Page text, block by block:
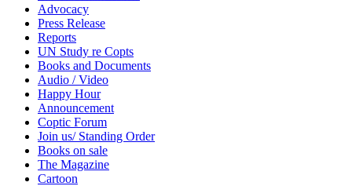
Advocacy
Press Release
Reports
UN Study re Copts
Books and Documents
Audio / Video
Happy Hour
Announcement
Coptic Forum
Join us/ Standing Order
Books on sale
The Magazine
Cartoon